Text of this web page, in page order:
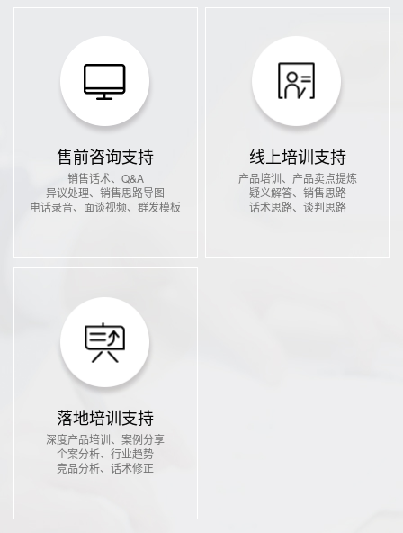
售前咨询支持
销售话术、Q&A
异议处理、销售思路导图
电话录音、面谈视频、群发模板
线上培训支持
产品培训、产品卖点提炼
疑义解答、销售思路
话术思路、谈判思路
落地培训支持
深度产品培训、案例分享
个案分析、行业趋势
竞品分析、话术修正